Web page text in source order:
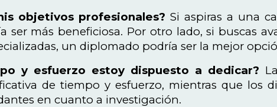
objetivos profesionales? Si aspiras a una
ser más beneficiosa. Por otro lado, si buscas
un diplomado podría ser la mejor
y esfuerzo estoy dispuesto a dedicar?
de tiempo y esfuerzo, mientras que los
en cuanto a investigación.